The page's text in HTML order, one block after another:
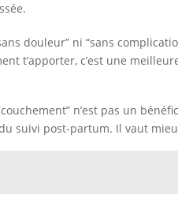
douleur” ni “sans
t’apporter, c’est une
n’est pas un
suivi post-partum. Il vaut